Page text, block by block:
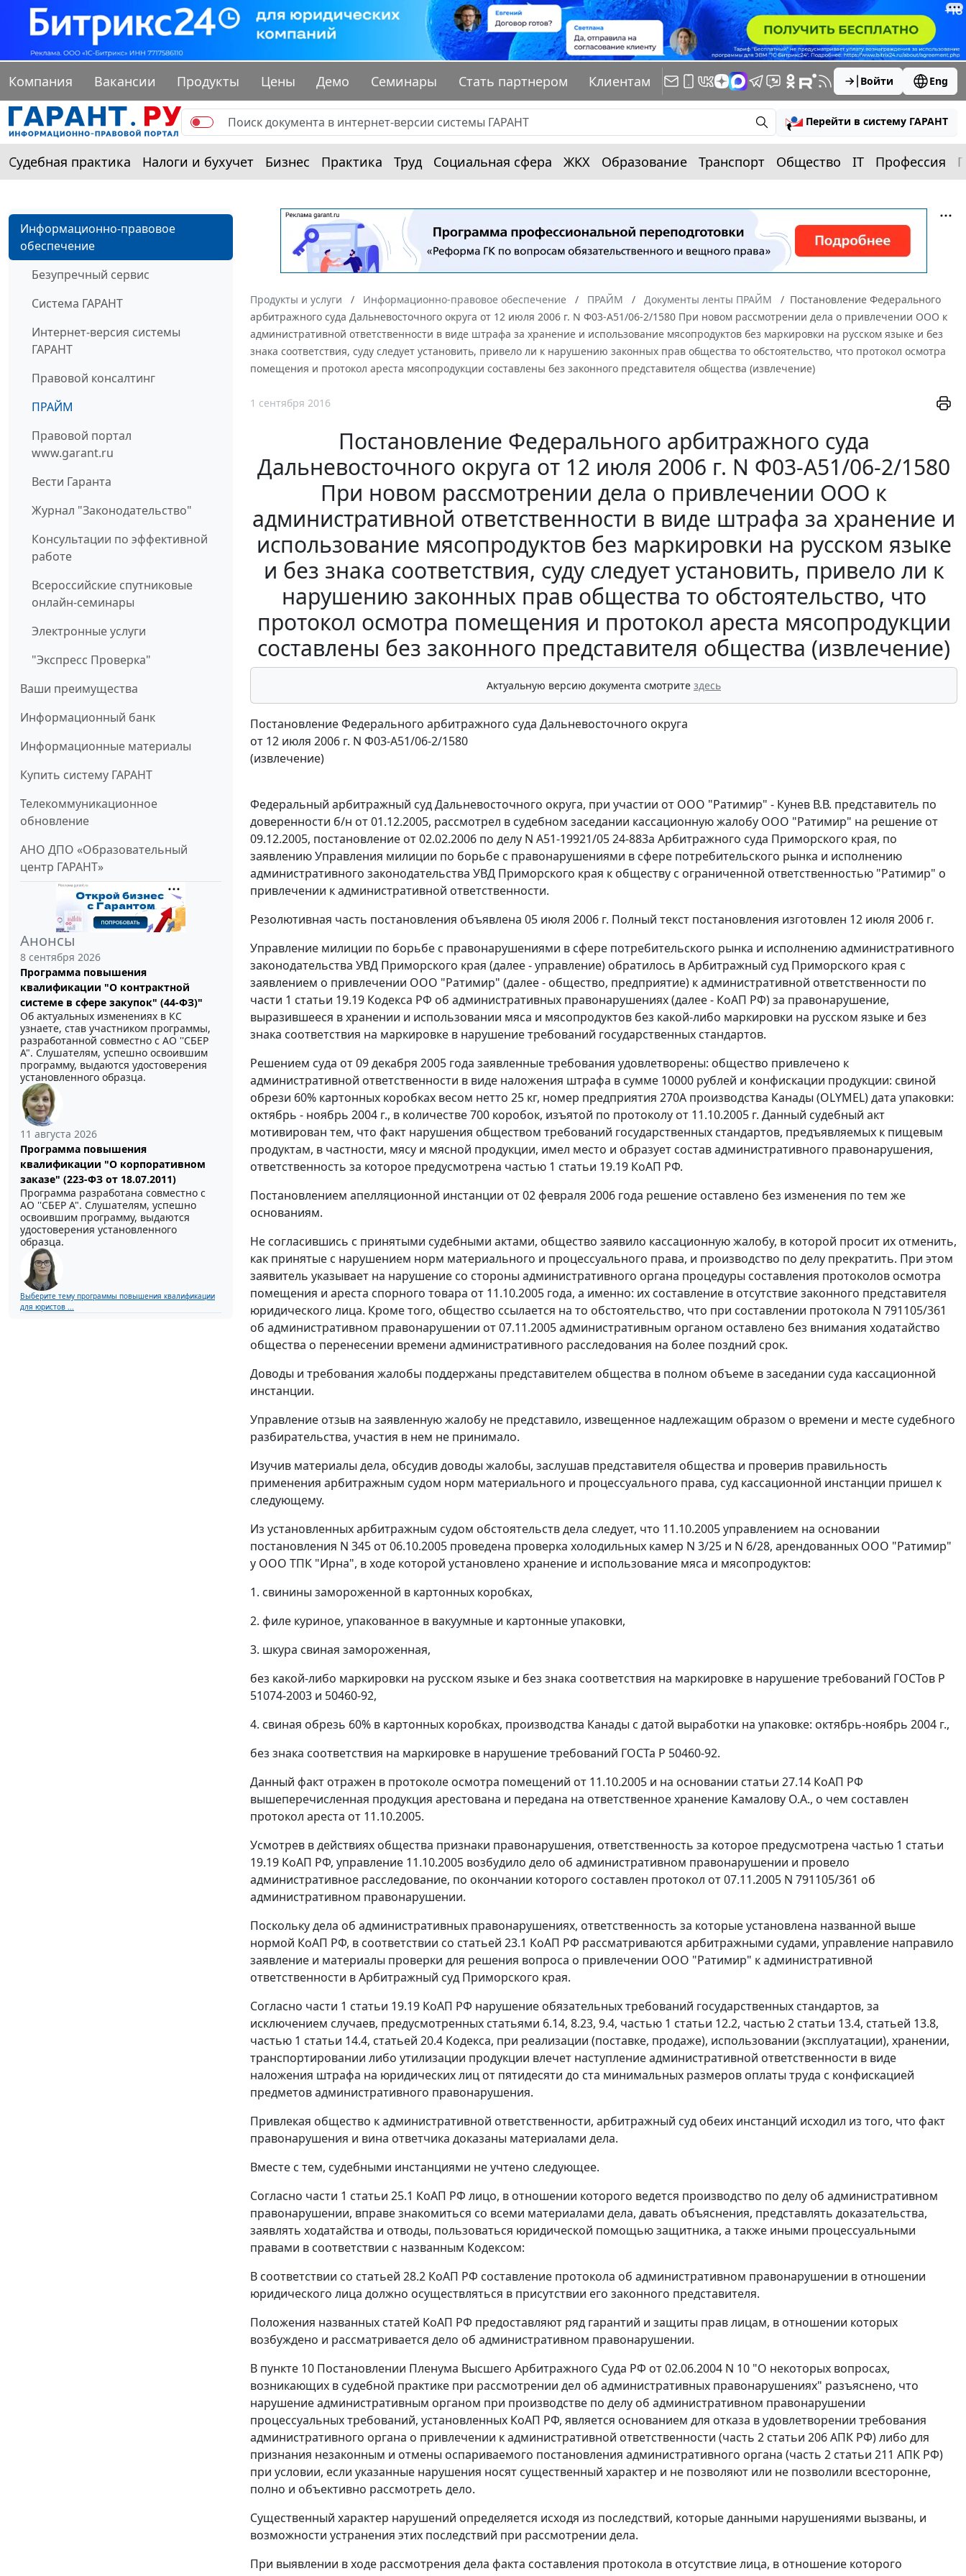
Компания Вакансии Продукты Цены Демо Семинары Стать партнером Клиентам Войти Eng
Перейти в систему ГАРАНТ
Судебная практика Налоги и бухучет Бизнес Практика Труд Социальная сфера ЖКХ Образование Транспорт Общество IT Профессия
Информационно-правовое
обеспечение
Безупречный сервис
Система ГАРАНТ
Интернет-версия системы
ГАРАНТ
Правовой консалтинг
ПРАЙМ
Правовой портал
www.garant.ru
Вести Гаранта
Журнал "Законодательство"
Консультации по эффективной
работе
Всероссийские спутниковые
онлайн-семинары
Электронные услуги
"Экспресс Проверка"
Ваши преимущества
Информационный банк
Информационные материалы
Купить систему ГАРАНТ
Телекоммуникационное
обновление
АНО ДПО «Образовательный
центр ГАРАНТ»
Анонсы
8 сентября 2026
Программа повышения
квалификации "О контрактной
системе в сфере закупок" (44-ФЗ)"
Об актуальных изменениях в КС
узнаете, став участником программы,
разработанной совместно с АО ''СБЕР
А". Слушателям, успешно освоившим
программу, выдаются удостоверения
установленного образца.
11 августа 2026
Программа повышения
квалификации "О корпоративном
заказе" (223-ФЗ от 18.07.2011)
Программа разработана совместно с
АО ''СБЕР А". Слушателям, успешно
освоившим программу, выдаются
удостоверения установленного
образца.
Выберите тему программы повышения квалификации
для юристов ...
Продукты и услуги Информационно-правовое обеспечение ПРАЙМ Документы ленты ПРАЙМ
Постановление Федерального
арбитражного суда Дальневосточного округа от 12 июля 2006 г. N Ф03-А51/06-2/1580 При новом рассмотрении дела о привлечении ООО к
административной ответственности в виде штрафа за хранение и использование мясопродуктов без маркировки на русском языке и без
знака соответствия, суду следует установить, привело ли к нарушению законных прав общества то обстоятельство, что протокол осмотра
помещения и протокол ареста мясопродукции составлены без законного представителя общества (извлечение)
1 сентября 2016
Постановление Федерального арбитражного суда
Дальневосточного округа от 12 июля 2006 г. N Ф03-А51/06-2/1580
При новом рассмотрении дела о привлечении ООО к
административной ответственности в виде штрафа за хранение и
использование мясопродуктов без маркировки на русском языке
и без знака соответствия, суду следует установить, привело ли к
нарушению законных прав общества то обстоятельство, что
протокол осмотра помещения и протокол ареста мясопродукции
составлены без законного представителя общества (извлечение)
Актуальную версию документа смотрите здесь
Постановление Федерального арбитражного суда Дальневосточного округа
от 12 июля 2006 г. N Ф03-А51/06-2/1580
(извлечение)
Федеральный арбитражный суд Дальневосточного округа, при участии от ООО "Ратимир" - Кунев В.В. представитель по
доверенности б/н от 01.12.2005, рассмотрел в судебном заседании кассационную жалобу ООО "Ратимир" на решение от
09.12.2005, постановление от 02.02.2006 по делу N А51-19921/05 24-883а Арбитражного суда Приморского края, по
заявлению Управления милиции по борьбе с правонарушениями в сфере потребительского рынка и исполнению
административного законодательства УВД Приморского края к обществу с ограниченной ответственностью "Ратимир" о
привлечении к административной ответственности.
Резолютивная часть постановления объявлена 05 июля 2006 г. Полный текст постановления изготовлен 12 июля 2006 г.
Управление милиции по борьбе с правонарушениями в сфере потребительского рынка и исполнению административного
законодательства УВД Приморского края (далее - управление) обратилось в Арбитражный суд Приморского края с
заявлением о привлечении ООО "Ратимир" (далее - общество, предприятие) к административной ответственности по
части 1 статьи 19.19 Кодекса РФ об административных правонарушениях (далее - КоАП РФ) за правонарушение,
выразившееся в хранении и использовании мяса и мясопродуктов без какой-либо маркировки на русском языке и без
знака соответствия на маркировке в нарушение требований государственных стандартов.
Решением суда от 09 декабря 2005 года заявленные требования удовлетворены: общество привлечено к
административной ответственности в виде наложения штрафа в сумме 10000 рублей и конфискации продукции: свиной
обрези 60% картонных коробках весом нетто 25 кг, номер предприятия 270А производства Канады (OLYMEL) дата упаковки:
октябрь - ноябрь 2004 г., в количестве 700 коробок, изъятой по протоколу от 11.10.2005 г. Данный судебный акт
мотивирован тем, что факт нарушения обществом требований государственных стандартов, предъявляемых к пищевым
продуктам, в частности, мясу и мясной продукции, имел место и образует состав административного правонарушения,
ответственность за которое предусмотрена частью 1 статьи 19.19 КоАП РФ.
Постановлением апелляционной инстанции от 02 февраля 2006 года решение оставлено без изменения по тем же
основаниям.
Не согласившись с принятыми судебными актами, общество заявило кассационную жалобу, в которой просит их отменить,
как принятые с нарушением норм материального и процессуального права, и производство по делу прекратить. При этом
заявитель указывает на нарушение со стороны административного органа процедуры составления протоколов осмотра
помещения и ареста спорного товара от 11.10.2005 года, а именно: их составление в отсутствие законного представителя
юридического лица. Кроме того, общество ссылается на то обстоятельство, что при составлении протокола N 791105/361
об административном правонарушении от 07.11.2005 административным органом оставлено без внимания ходатайство
общества о перенесении времени административного расследования на более поздний срок.
Доводы и требования жалобы поддержаны представителем общества в полном объеме в заседании суда кассационной
инстанции.
Управление отзыв на заявленную жалобу не представило, извещенное надлежащим образом о времени и месте судебного
разбирательства, участия в нем не принимало.
Изучив материалы дела, обсудив доводы жалобы, заслушав представителя общества и проверив правильность
применения арбитражным судом норм материального и процессуального права, суд кассационной инстанции пришел к
следующему.
Из установленных арбитражным судом обстоятельств дела следует, что 11.10.2005 управлением на основании
постановления N 345 от 06.10.2005 проведена проверка холодильных камер N 3/25 и N 6/28, арендованных ООО "Ратимир"
у ООО ТПК "Ирна", в ходе которой установлено хранение и использование мяса и мясопродуктов:
1. свинины замороженной в картонных коробках,
2. филе куриное, упакованное в вакуумные и картонные упаковки,
3. шкура свиная замороженная,
без какой-либо маркировки на русском языке и без знака соответствия на маркировке в нарушение требований ГОСТов Р
51074-2003 и 50460-92,
4. свиная обрезь 60% в картонных коробках, производства Канады с датой выработки на упаковке: октябрь-ноябрь 2004 г.,
без знака соответствия на маркировке в нарушение требований ГОСТа Р 50460-92.
Данный факт отражен в протоколе осмотра помещений от 11.10.2005 и на основании статьи 27.14 КоАП РФ
вышеперечисленная продукция арестована и передана на ответственное хранение Камалову О.А., о чем составлен
протокол ареста от 11.10.2005.
Усмотрев в действиях общества признаки правонарушения, ответственность за которое предусмотрена частью 1 статьи
19.19 КоАП РФ, управление 11.10.2005 возбудило дело об административном правонарушении и провело
административное расследование, по окончании которого составлен протокол от 07.11.2005 N 791105/361 об
административном правонарушении.
Поскольку дела об административных правонарушениях, ответственность за которые установлена названной выше
нормой КоАП РФ, в соответствии со статьей 23.1 КоАП РФ рассматриваются арбитражными судами, управление направило
заявление и материалы проверки для решения вопроса о привлечении ООО "Ратимир" к административной
ответственности в Арбитражный суд Приморского края.
Согласно части 1 статьи 19.19 КоАП РФ нарушение обязательных требований государственных стандартов, за
исключением случаев, предусмотренных статьями 6.14, 8.23, 9.4, частью 1 статьи 12.2, частью 2 статьи 13.4, статьей 13.8,
частью 1 статьи 14.4, статьей 20.4 Кодекса, при реализации (поставке, продаже), использовании (эксплуатации), хранении,
транспортировании либо утилизации продукции влечет наступление административной ответственности в виде
наложения штрафа на юридических лиц от пятидесяти до ста минимальных размеров оплаты труда с конфискацией
предметов административного правонарушения.
Привлекая общество к административной ответственности, арбитражный суд обеих инстанций исходил из того, что факт
правонарушения и вина ответчика доказаны материалами дела.
Вместе с тем, судебными инстанциями не учтено следующее.
Согласно части 1 статьи 25.1 КоАП РФ лицо, в отношении которого ведется производство по делу об административном
правонарушении, вправе знакомиться со всеми материалами дела, давать объяснения, представлять доказательства,
заявлять ходатайства и отводы, пользоваться юридической помощью защитника, а также иными процессуальными
правами в соответствии с названным Кодексом:
В соответствии со статьей 28.2 КоАП РФ составление протокола об административном правонарушении в отношении
юридического лица должно осуществляться в присутствии его законного представителя.
Положения названных статей КоАП РФ предоставляют ряд гарантий и защиты прав лицам, в отношении которых
возбуждено и рассматривается дело об административном правонарушении.
В пункте 10 Постановлении Пленума Высшего Арбитражного Суда РФ от 02.06.2004 N 10 "О некоторых вопросах,
возникающих в судебной практике при рассмотрении дел об административных правонарушениях" разъяснено, что
нарушение административным органом при производстве по делу об административном правонарушении
процессуальных требований, установленных КоАП РФ, является основанием для отказа в удовлетворении требования
административного органа о привлечении к административной ответственности (часть 2 статьи 206АПК РФ) либо для
признания незаконным и отмены оспариваемого постановления административного органа (часть 2 статьи 211 АПК РФ)
при условии, если указанные нарушения носят существенный характер и не позволяют или не позволили всесторонне,
полно и объективно рассмотреть дело.
Существенный характер нарушений определяется исходя из последствий, которые данными нарушениями вызваны, и
возможности устранения этих последствий при рассмотрении дела.
При выявлении в ходе рассмотрения дела факта составления протокола в отсутствие лица, в отношение которого